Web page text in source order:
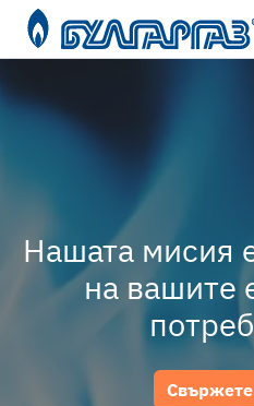
Нашата мисия
на вашите
Свържете